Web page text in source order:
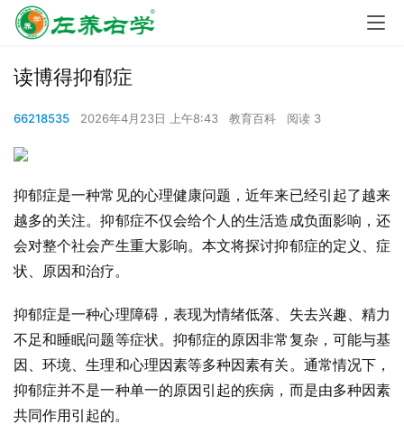
读博得抑郁症
66218535 2026年4月23日 上午8:43 教育百科 阅读 3
抑郁症是一种常见的心理健康问题，近年来已经引起了越来
越多的关注。抑郁症不仅会给个人的生活造成负面影响，还
会对整个社会产生重大影响。本文将探讨抑郁症的定义、症
状、原因和治疗。
抑郁症是一种心理障碍，表现为情绪低落、失去兴趣、精力
不足和睡眠问题等症状。抑郁症的原因非常复杂，可能与基
因、环境、生理和心理因素等多种因素有关。通常情况下，
抑郁症并不是一种单一的原因引起的疾病，而是由多种因素
共同作用引起的。